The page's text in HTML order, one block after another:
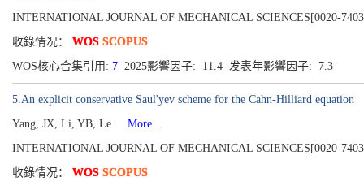
INTERNATIONAL JOURNAL OF MECHANICAL SCIENCES[0020-
收錄情况： WOS SCOPUS
WOS核心合集引用: 7 2025影響因子: 11.4 发表年影響因子: 7.3
5.An explicit conservative Saul'yev scheme for the Cahn-Hilliard equation
Yang, JX, Li, YB, Le
More...
INTERNATIONAL JOURNAL OF MECHANICAL SCIENCES[0020-
收錄情况： WOS SCOPUS